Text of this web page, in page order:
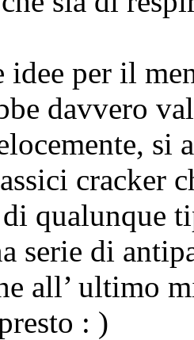
idee per il
davvero
si
cracker
qualunque
serie di
all’ ultimo
: )